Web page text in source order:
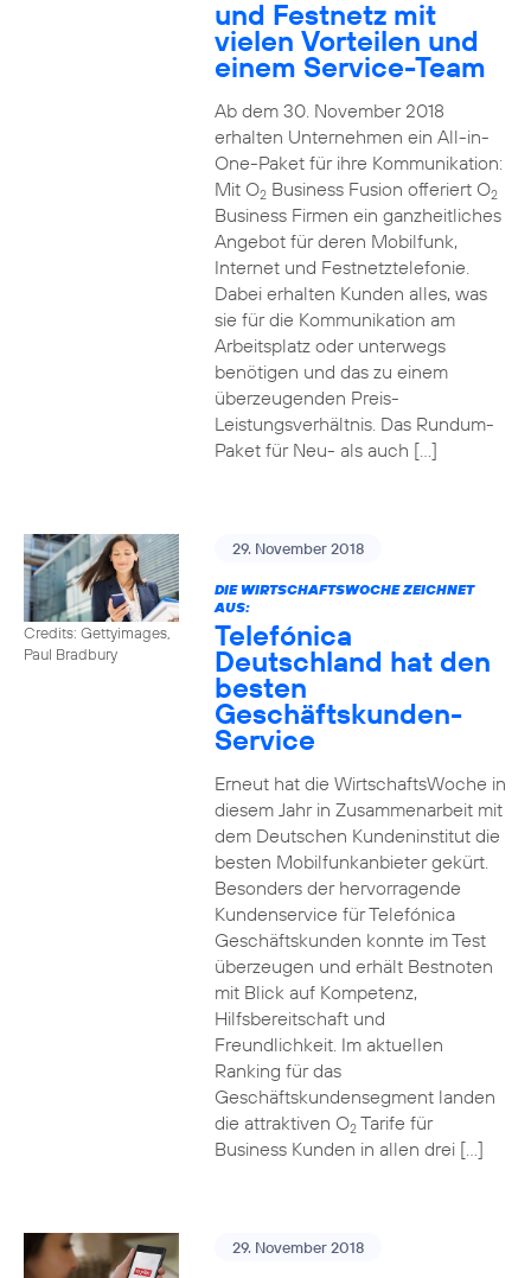
und Festnetz mit
vielen Vorteilen und
einem Service-Team
Ab dem 30. November 2018
erhalten Unternehmen ein All-in-
One-Paket für ihre Kommunikation:
Mit O2Business Fusion offeriert O2
Business Firmen ein ganzheitliches
Angebot für deren Mobilfunk,
Internet und Festnetztelefonie.
Dabei erhalten Kunden alles, was
sie für die Kommunikation am
Arbeitsplatz oder unterwegs
benötigen und das zu einem
überzeugenden Preis-
Leistungsverhältnis. Das Rundum-
Paket für Neu- als auch […]
Credits: Gettyimages,
Paul Bradbury
29. November 2018
DIE WIRTSCHAFTSWOCHE ZEICHNET
AUS:
Telefónica
Deutschland hat den
besten
Geschäftskunden-
Service
Erneut hat die WirtschaftsWoche in
diesem Jahr in Zusammenarbeit mit
dem Deutschen Kundeninstitut die
besten Mobilfunkanbieter gekürt.
Besonders der hervorragende
Kundenservice für Telefónica
Geschäftskunden konnte im Test
überzeugen und erhält Bestnoten
mit Blick auf Kompetenz,
Hilfsbereitschaft und
Freundlichkeit. Im aktuellen
Ranking für das
Geschäftskundensegment landen
die attraktiven O2Tarife für
Business Kunden in allen drei […]
29. November 2018